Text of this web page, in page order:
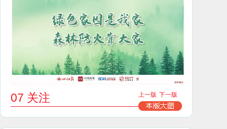
07 关注 上一版 下一版